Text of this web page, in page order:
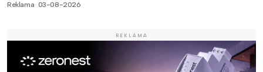
Reklama 03-08-2026
REKLAMA